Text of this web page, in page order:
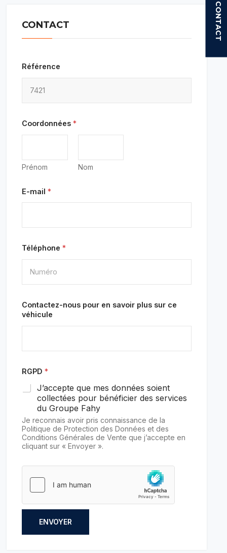
CONTACT
Référence
Coordonnées*
Prénom Nom
E-mail*
Téléphone*
Contactez-nous pour en savoir plus sur ce
véhicule
RGPD*
J’accepte que mes données soient
collectées pour bénéficier des services
du Groupe Fahy
Je reconnais avoir pris connaissance de la
Politique de Protection des Données et des
Conditions Générales de Vente que j’accepte en
cliquant sur « Envoyer ».
ENVOYER
CONTACT